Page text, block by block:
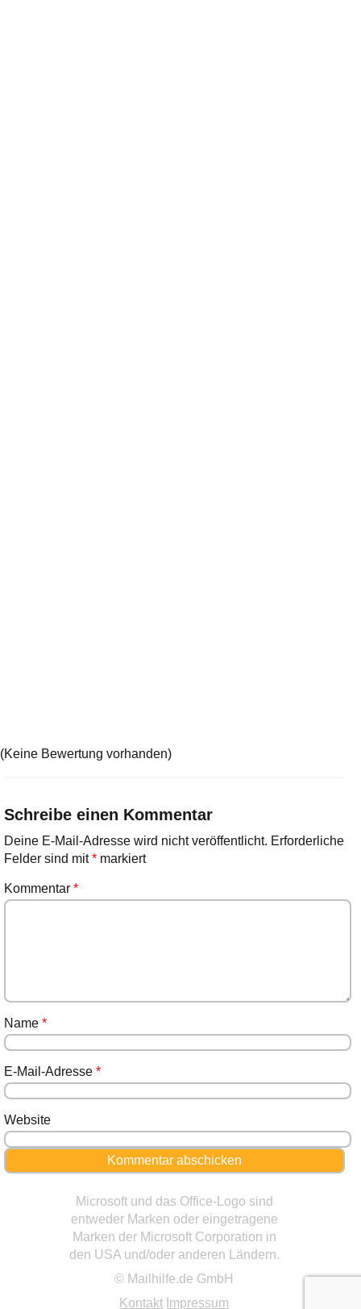
(Keine Bewertung vorhanden)
Schreibe einen Kommentar
Deine E-Mail-Adresse wird nicht veröffentlicht. Erforderliche
Felder sind mit*markiert
Kommentar *
Name *
E-Mail-Adresse *
Website
Microsoft und das Office-Logo sind
entweder Marken oder eingetragene
Marken der Microsoft Corporation in
den USA und/oder anderen Ländern.
© Mailhilfe.de GmbH
Kontakt Impressum